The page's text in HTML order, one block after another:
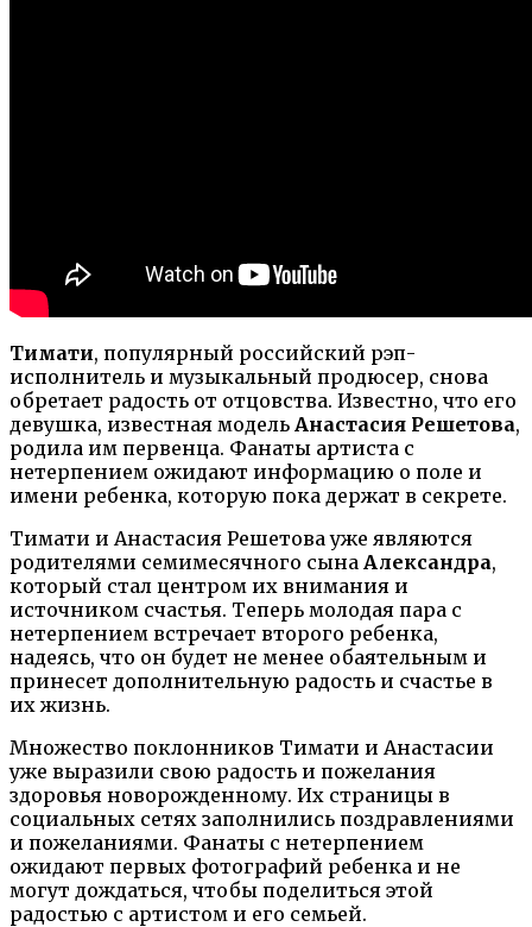
Тимати, популярный российский рэп-
исполнитель и музыкальный продюсер, снова
обретает радость от отцовства. Известно, что его
девушка, известная модель Анастасия Решетова,
родила им первенца. Фанаты артиста с
нетерпением ожидают информацию о поле и
имени ребенка, которую пока держат в секрете.
Тимати и Анастасия Решетова уже являются
родителями семимесячного сына Александра,
который стал центром их внимания и
источником счастья. Теперь молодая пара с
нетерпением встречает второго ребенка,
надеясь, что он будет не менее обаятельным и
принесет дополнительную радость и счастье в
их жизнь.
Множество поклонников Тимати и Анастасии
уже выразили свою радость и пожелания
здоровья новорожденному. Их страницы в
социальных сетях заполнились поздравлениями
и пожеланиями. Фанаты с нетерпением
ожидают первых фотографий ребенка и не
могут дождаться, чтобы поделиться этой
радостью с артистом и его семьей.